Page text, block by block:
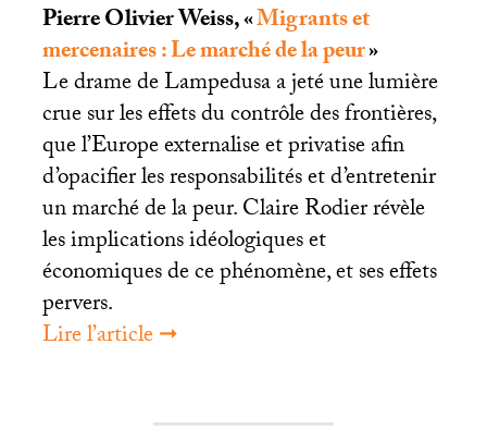
Pierre Olivier Weiss, «Migrants et
mercenaires : Le marché de la peur»
Le drame de Lampedusa a jeté une lumière
crue sur les effets du contrôle des frontières,
que l’Europe externalise et privatise afin
d’opacifier les responsabilités et d’entretenir
un marché de la peur. Claire Rodier révèle
les implications idéologiques et
économiques de ce phénomène, et ses effets
pervers.
Lire l’article ➞